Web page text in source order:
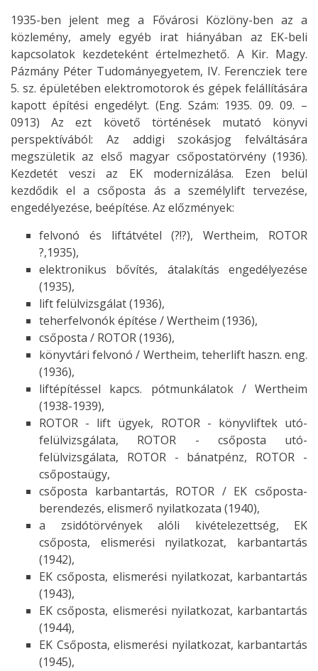
1935-ben jelent meg a Fővárosi Közlöny-ben az a
közlemény, amely egyéb irat hiányában az EK-beli
kapcsolatok kezdeteként értelmezhető. A Kir. Magy.
Pázmány Péter Tudományegyetem, IV. Ferencziek tere
5. sz. épületében elektromotorok és gépek felállítására
kapott építési engedélyt. (Eng. Szám: 1935. 09. 09. –
0913) Az ezt követő történések mutató könyvi
perspektívából: Az addigi szokásjog felváltására
megszületik az első magyar csőpostatörvény (1936).
Kezdetét veszi az EK modernizálása. Ezen belül
kezdődik el a csőposta ás a személylift tervezése,
engedélyezése, beépítése. Az előzmények:
felvonó és liftátvétel (?!?), Wertheim, ROTOR
?,1935),
elektronikus bővítés, átalakítás engedélyezése
(1935),
lift felülvizsgálat (1936),
teherfelvonók építése / Wertheim (1936),
csőposta / ROTOR (1936),
könyvtári felvonó / Wertheim, teherlift haszn. eng.
(1936),
liftépítéssel kapcs. pótmunkálatok / Wertheim
(1938-1939),
ROTOR - lift ügyek, ROTOR - könyvliftek utó-
felülvizsgálata, ROTOR - csőposta utó-
felülvizsgálata, ROTOR - bánatpénz, ROTOR -
csőpostaügy,
csőposta karbantartás, ROTOR / EK csőposta-
berendezés, elismerő nyilatkozata (1940),
a zsidótörvények alóli kivételezettség, EK
csőposta, elismerési nyilatkozat, karbantartás
(1942),
EK csőposta, elismerési nyilatkozat, karbantartás
(1943),
EK csőposta, elismerési nyilatkozat, karbantartás
(1944),
EK Csőposta, elismerési nyilatkozat, karbantartás
(1945),